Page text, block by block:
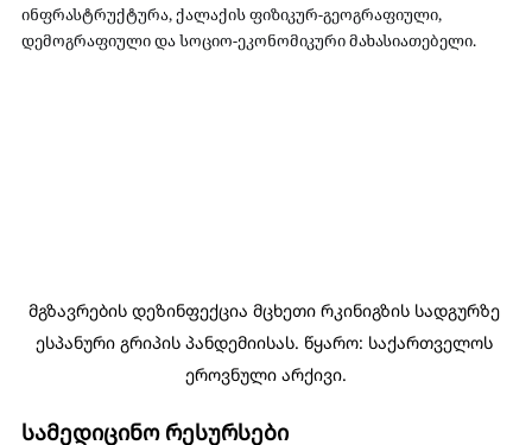
ინფრასტრუქტურა, ქალაქის ფიზიკურ-გეოგრაფიული,
დემოგრაფიული და სოციო-ეკონომიკური მახასიათებელი.
მგზავრების დეზინფექცია მცხეთი რკინიგზის სადგურზე
ესპანური გრიპის პანდემიისას. წყარო: საქართველოს
ეროვნული არქივი.
სამედიცინო რესურსები